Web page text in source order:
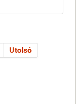
Utolsó